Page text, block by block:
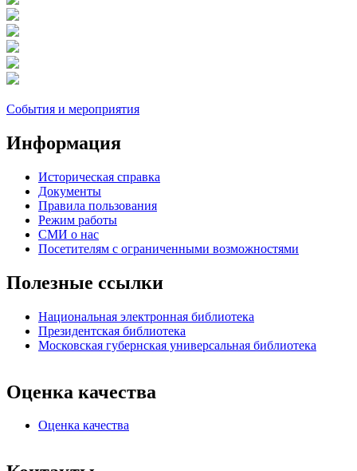
События и мероприятия
Информация
Историческая справка
Документы
Правила пользования
Режим работы
СМИ о нас
Посетителям с ограниченными возможностями
Полезные ссылки
Национальная электронная библиотека
Президентская библиотека
Московская губернская универсальная библиотека
Оценка качества
Оценка качества